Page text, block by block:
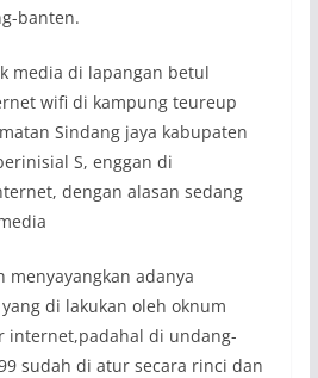
banten.
media di lapangan betul
wifi di kampung teureup
Sindang jaya kabupaten
S, enggan di
dengan alasan sedang
menyayangkan adanya
di lakukan oleh oknum
internet,padahal di undang-
sudah di atur secara rinci dan